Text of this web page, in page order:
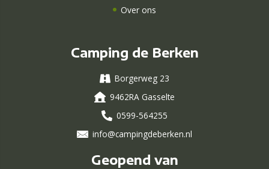
Over ons
Camping de Berken
Borgerweg 23
9462RA Gasselte
0599-564255
info@campingdeberken.nl
Geopend van